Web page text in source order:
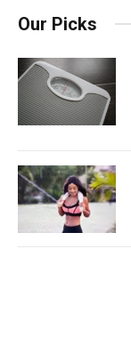
Our Picks